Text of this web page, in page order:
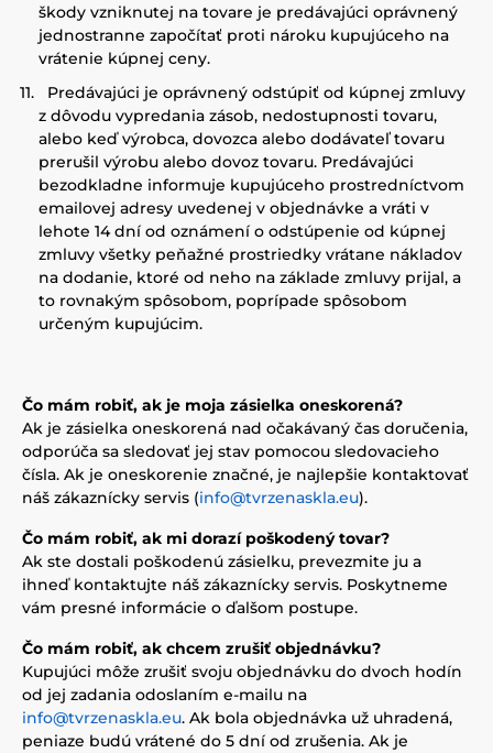
škody vzniknutej na tovare je predávajúci oprávnený
jednostranne započítať proti nároku kupujúceho na
vrátenie kúpnej ceny.
Predávajúci je oprávnený odstúpiť od kúpnej zmluvy
z dôvodu vypredania zásob, nedostupnosti tovaru,
alebo keď výrobca, dovozca alebo dodávateľ tovaru
prerušil výrobu alebo dovoz tovaru. Predávajúci
bezodkladne informuje kupujúceho prostredníctvom
emailovej adresy uvedenej v objednávke a vráti v
lehote 14 dní od oznámení o odstúpenie od kúpnej
zmluvy všetky peňažné prostriedky vrátane nákladov
na dodanie, ktoré od neho na základe zmluvy prijal, a
to rovnakým spôsobom, poprípade spôsobom
určeným kupujúcim.
Čo mám robiť, ak je moja zásielka oneskorená?
Ak je zásielka oneskorená nad očakávaný čas doručenia,
odporúča sa sledovať jej stav pomocou sledovacieho
čísla. Ak je oneskorenie značné, je najlepšie kontaktovať
náš zákaznícky servis (info@tvrzenaskla.eu).
Čo mám robiť, ak mi dorazí poškodený tovar?
Ak ste dostali poškodenú zásielku, prevezmite ju a
ihneď kontaktujte náš zákaznícky servis. Poskytneme
vám presné informácie o ďalšom postupe.
Čo mám robiť, ak chcem zrušiť objednávku?
Kupujúci môže zrušiť svoju objednávku do dvoch hodín
od jej zadania odoslaním e-mailu na
info@tvrzenaskla.eu. Ak bola objednávka už uhradená,
peniaze budú vrátené do 5 dní od zrušenia. Ak je